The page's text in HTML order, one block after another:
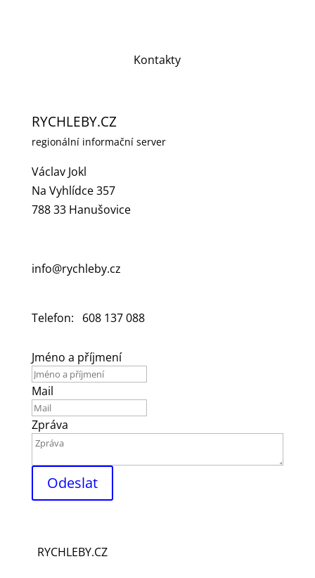
Kontakty
RYCHLEBY.CZ
regionální informační server
Václav Jokl
Na Vyhlídce 357
788 33 Hanušovice
info@rychleby.cz
Telefon: 608 137 088
Jméno a příjmení
Mail
Zpráva
Odeslat
RYCHLEBY.CZ